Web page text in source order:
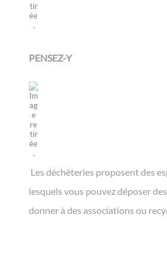
PENSEZ-Y
Les déchèteries proposent des
lesquels vous pouvez déposer
donner à des associations ou